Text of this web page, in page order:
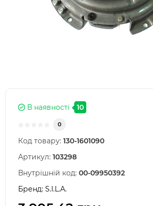
В наявності 10
0
Код товару: 130-1601090
Артикул: 103298
Внутрішній код: 00-09950392
Бренд: S.I.L.A.